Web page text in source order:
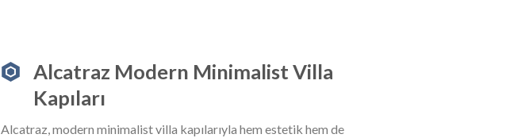
Alcatraz Modern Minimalist Villa
Kapıları
Alcatraz, modern minimalist villa kapılarıyla hem estetik hem de